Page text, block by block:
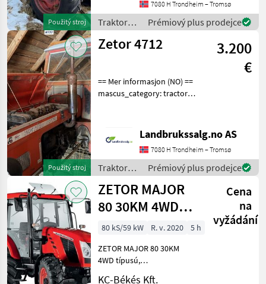
Použitý stroj
en.landbrukssalg.no/6915
for more images
Specification
7080 H Trondheim – Tromsø
Traktory /
Zetor
Prémiový plus prodejce
Použitý stroj
Zetor 4712
3.200
€
== Mer informasjon (NO) ==
mascus_category: tractors
en.landbrukssalg.no/7717
for more images
Descriptions
Landbrukssalg.no AS
7080 H Trondheim – Tromsø
Traktory /
Zetor
Prémiový plus prodejce
ZETOR MAJOR
80 30KM 4WD
típusú,
Cena
na
vyžádání
80 kS/59 kW R. v. 2020
5 h
ZETOR MAJOR 80 30KM
4WD típusú,
KC-Békés Kft.